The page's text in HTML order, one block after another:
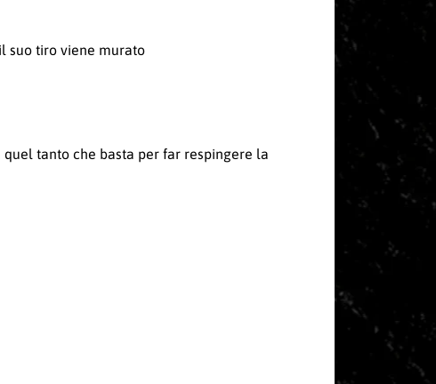
suo tiro viene murato
tanto che basta per far respingere la